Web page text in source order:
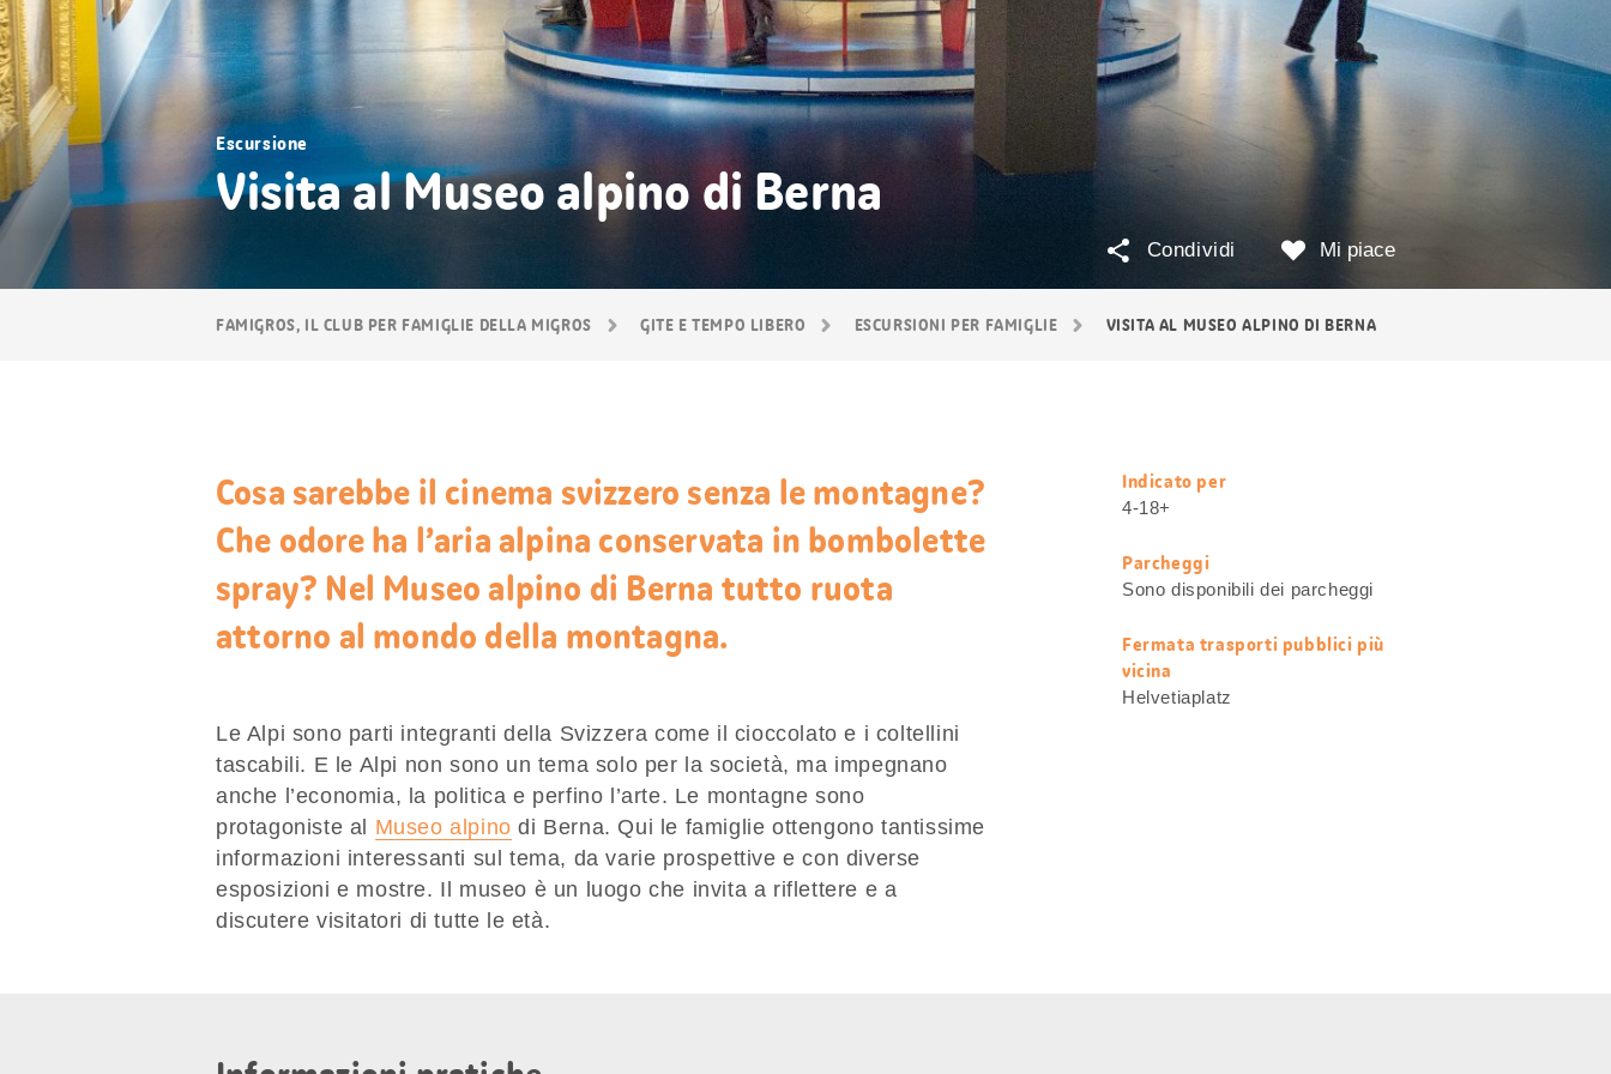
FAMIGROS, IL CLUB PER FAMIGLIE DELLA MIGROS GITE E TEMPO LIBERO ESCURSIONI PER FAMIGLIE VISITA AL MUSEO ALPINO DI BERNA
Escursione
Visita al Museo alpino di Berna
Mi piace
Condividi
Cosa sarebbe il cinema svizzero senza le montagne?
Che odore ha l’aria alpina conservata in bombolette
spray? Nel Museo alpino di Berna tutto ruota
attorno al mondo della montagna.
Le Alpi sono parti integranti della Svizzera come il cioccolato e i coltellini
tascabili. E le Alpi non sono un tema solo per la società, ma impegnano
anche l’economia, la politica e perfino l’arte. Le montagne sono
protagoniste al Museo alpino di Berna. Qui le famiglie ottengono tantissime
informazioni interessanti sul tema, da varie prospettive e con diverse
esposizioni e mostre. Il museo è un luogo che invita a riflettere e a
discutere visitatori di tutte le età.
Informazioni
utili
Indicato per
4-18+
Parcheggi
Sono disponibili dei parcheggi
Fermata trasporti pubblici più
vicina
Helvetiaplatz